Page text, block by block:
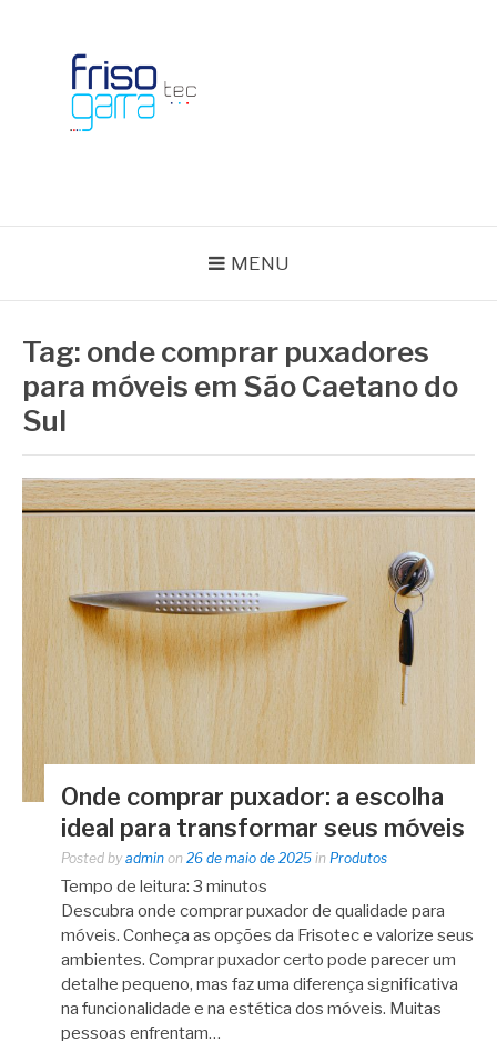
MENU
Tag: onde comprar puxadores
para móveis em São Caetano do
Sul
Onde comprar puxador: a escolha
ideal para transformar seus móveis
Posted by admin on 26 de maio de 2025 in Produtos
Tempo de leitura: 3 minutos
Descubra onde comprar puxador de qualidade para
móveis. Conheça as opções da Frisotec e valorize seus
ambientes. Comprar puxador certo pode parecer um
detalhe pequeno, mas faz uma diferença significativa
na funcionalidade e na estética dos móveis. Muitas
pessoas enfrentam…